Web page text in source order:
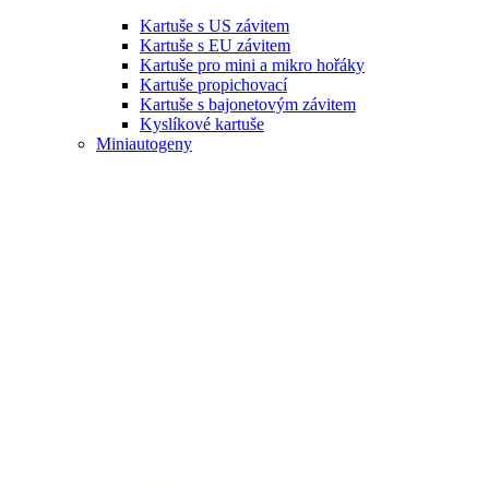
Kartuše s US závitem
Kartuše s EU závitem
Kartuše pro mini a mikro hořáky
Kartuše propichovací
Kartuše s bajonetovým závitem
Kyslíkové kartuše
Miniautogeny